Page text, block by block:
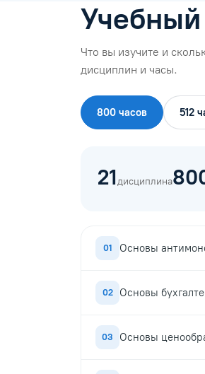
Что вы изучите и
дисциплин и часы.
800 часов 512
21дисциплина
01 Основы
02 Основы
03 Основы